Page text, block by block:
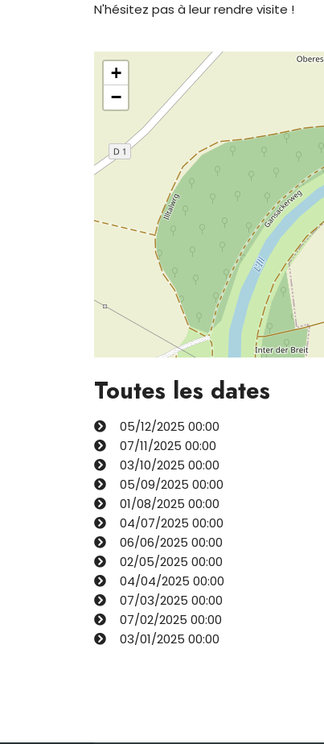
N'hésitez pas à leur rendre visite !
+
−
Toutes les dates
05/12/2025 00:00
07/11/2025 00:00
03/10/2025 00:00
05/09/2025 00:00
01/08/2025 00:00
04/07/2025 00:00
06/06/2025 00:00
02/05/2025 00:00
04/04/2025 00:00
07/03/2025 00:00
07/02/2025 00:00
03/01/2025 00:00